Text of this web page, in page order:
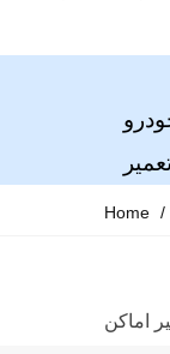
Home /
اماکن